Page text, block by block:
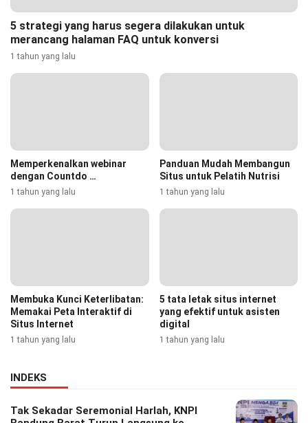
5 strategi yang harus segera dilakukan untuk
merancang halaman FAQ untuk konversi
1 tahun yang lalu
Memperkenalkan webinar
dengan Countdo …
1 tahun yang lalu
Panduan Mudah Membangun
Situs untuk Pelatih Nutrisi
1 tahun yang lalu
Membuka Kunci Keterlibatan:
Memakai Peta Interaktif di
Situs Internet
1 tahun yang lalu
5 tata letak situs internet
yang efektif untuk asisten
digital
1 tahun yang lalu
INDEKS
Tak Sekadar Seremonial Harlah, KNPI